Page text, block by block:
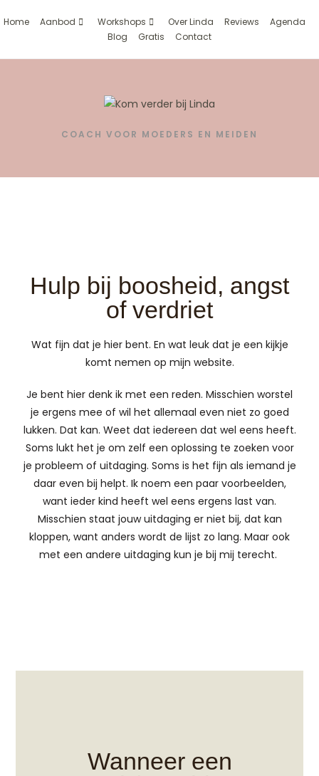
Home Aanbod Workshops Over Linda Reviews
Agenda
Blog
Gratis Contact
COACH VOOR MOEDERS EN MEIDEN
Coach voor je kind
Hulp bij boosheid, angst
of verdriet
Wat fijn dat je hier bent. En wat leuk dat je een kijkje
komt nemen op mijn website.
Je bent hier denk ik met een reden. Misschien worstel
je ergens mee of wil het allemaal even niet zo goed
lukken. Dat kan. Weet dat iedereen dat wel eens heeft.
Soms lukt het je om zelf een oplossing te zoeken voor
je probleem of uitdaging. Soms is het fijn als iemand je
daar even bij helpt. Ik noem een paar voorbeelden,
want ieder kind heeft wel eens ergens last van.
Misschien staat jouw uitdaging er niet bij, dat kan
kloppen, want anders wordt de lijst zo lang. Maar ook
met een andere uitdaging kun je bij mij terecht.
Wanneer een